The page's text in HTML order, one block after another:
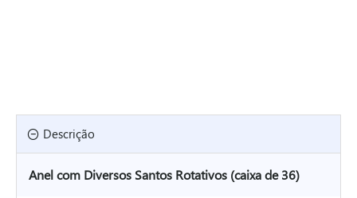
Descrição
Anel com Diversos Santos Rotativos (caixa de 36)